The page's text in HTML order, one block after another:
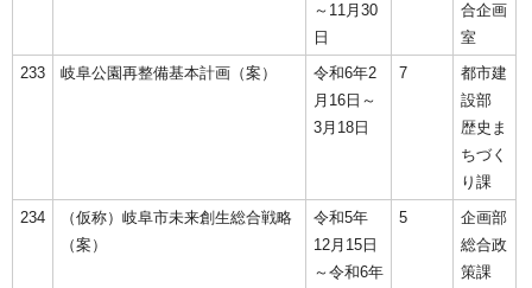
～11月30
日
合企画
室
233
岐阜公園再整備基本計画（案）
令和6年2
月16日～
3月18日
7
都市建
設部
歴史ま
ちづく
り課
234
（仮称）岐阜市未来創生総合戦略
（案）
令和5年
12月15日
～令和6年
5
企画部
総合政
策課